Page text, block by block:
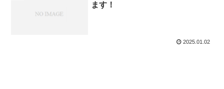
ます！
2025.01.02